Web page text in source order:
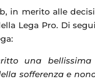
in merito alle
Lega Pro. Di
una
sofferenza e